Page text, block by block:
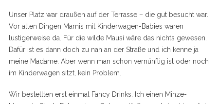
Unser Platz war draußen auf der Terrasse – die gut besucht war.
Vor allen Dingen Mamis mit Kinderwagen-Babies waren
lustigerweise da. Für die wilde Mausi wäre das nichts gewesen.
Dafür ist es dann doch zu nah an der Straße und ich kenne ja
meine Madame. Aber wenn man schon vernünftig ist oder noch
im Kinderwagen sitzt, kein Problem.
Wir bestellten erst einmal Fancy Drinks. Ich einen Minze-